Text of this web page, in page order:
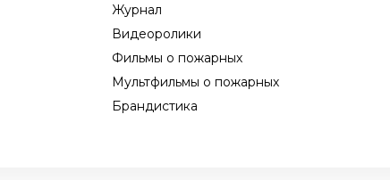
Журнал
Видеоролики
Фильмы о пожарных
Мультфильмы о пожарных
Брандистика